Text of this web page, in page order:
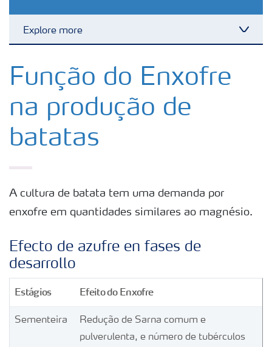
Explore more
Ferramentas
Armazenamento e manuseio de fertilizantes
Deficiências
Função do Enxofre
na produção de
batatas
A cultura de batata tem uma demanda por
enxofre em quantidades similares ao magnésio.
Efecto de azufre en fases de
desarrollo
Estágios Efeito do Enxofre
Sementeira
Redução de Sarna comum e
pulverulenta, e número de tubérculos